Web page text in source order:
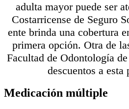
adulta mayor puede ser
Costarricense de Seguro
ente brinda una cobertura
primera opción. Otra de
Facultad de Odontología
descuentos a esta
Medicación múltiple